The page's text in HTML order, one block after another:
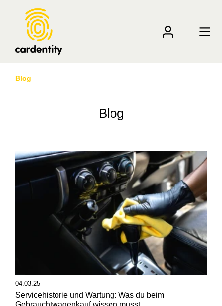
Blog
Blog
04.03.25
Servicehistorie und Wartung: Was du beim
Gebrauchtwagenkauf wissen musst